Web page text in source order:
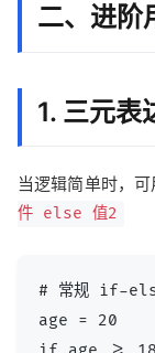
二、进阶
1. 三元表
当逻辑简单时，可
件 else 值2
# 常规 if-
age = 20